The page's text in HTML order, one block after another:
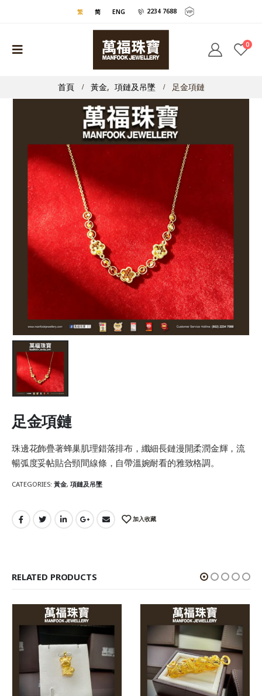
繁 简 ENG 2234 7688
0
首頁 黃金, 項鏈及吊墜 足金項鏈
足金項鏈
珠邊花飾疊著蜂巢肌理錯落排布，纖細長鏈漫開柔潤金輝，流
暢弧度妥帖貼合頸間線條，自帶溫婉耐看的雅致格調。
CATEGORIES: 黃金, 項鏈及吊墜
加入收藏
RELATED PRODUCTS